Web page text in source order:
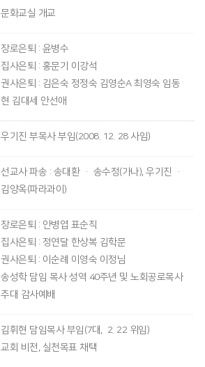
문화교실 개교
장로은퇴 : 윤병수
집사은퇴 : 홍문기 이강석
권사은퇴 : 김은숙 정정숙 김영순A 최영숙 임동
현 김대세 안선애
우기진 부목사 부임(2008. 12. 28 사임)
선교사 파송 : 송대환 · 송수정(가나), 우기진 ·
김양옥(파라과이)
장로은퇴 : 안병엽 표순직
집사은퇴 : 정연달 한상복 김학문
권사은퇴 : 이순례 이영숙 이정님
송성학 담임 목사 성역 40주년 및 노회공로목사
추대 감사예배
김휘현 담임목사 부임(7대, 2. 22 위임)
교회 비전, 실천목표 채택